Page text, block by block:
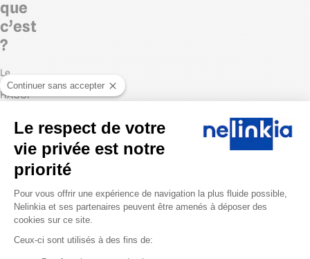
que
c’est
?
Le
système
HACCP
Critical
Point)
"système
des
dangers
critiques
Continuer sans accepter
Le respect de votre
vie privée est notre
priorité
Plateforme de Gestion du
Pour vous offrir une expérience de navigation la plus fluide possible,
Nelinkia et ses partenaires peuvent être amenés à déposer des
cookies sur ce site.
Ceux-ci sont utilisés à des fins de: